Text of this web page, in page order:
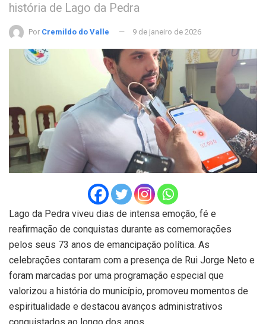
história de Lago da Pedra
Por Cremildo do Valle 9 de janeiro de 2026
Lago da Pedra viveu dias de intensa emoção, fé e
reafirmação de conquistas durante as comemorações
pelos seus 73 anos de emancipação política. As
celebrações contaram com a presença de Rui Jorge Neto e
foram marcadas por uma programação especial que
valorizou a história do município, promoveu momentos de
espiritualidade e destacou avanços administrativos